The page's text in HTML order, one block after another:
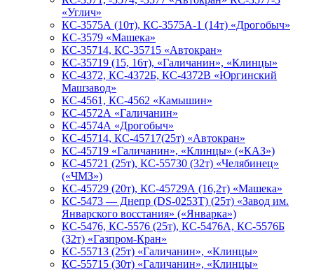
«Углич»
КС-3575А (10т), КС-3575А-1 (14т) «Дрогобыч»
КС-3579 «Машека»
КС-35714, КС-35715 «Автокран»
КС-35719 (15, 16т), «Галичанин», «Клинцы»
КС-4372, КС-4372Б, КС-4372В «Юргинский
Машзавод»
КС-4561, КС-4562 «Камышин»
КС-4572А «Галичанин»
КС-4574А «Дрогобыч»
КС-45714, КС-45717(25т) «Автокран»
КС-45719 «Галичанин», «Клинцы» («КАЗ»)
КС-45721 (25т), КС-55730 (32т) «Челябинец»
(«ЧМЗ»)
КС-45729 (20т), КС-45729А (16,2т) «Машека»
КС-5473 — Днепр (DS-0253T) (25т) «Завод им.
Январского восстания» («Январка»)
КС-5476, КС-5576 (25т), КС-5476А, КС-5576Б
(32т) «Газпром-Кран»
КС-55713 (25т) «Галичанин», «Клинцы»
КС-55715 (30т) «Галичанин», «Клинцы»